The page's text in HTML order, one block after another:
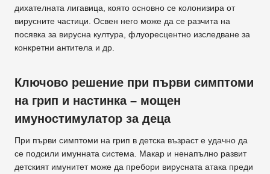
дихателната лигавица, която основно се колонизира от
вирусните частици. Освен него може да се разчита на
посявка за вирусна култура, флуоресцентно изследване за
конкретни антитела и др.
Ключово решение при първи симптоми
на грип и настинка – мощен
имуностимулатор за деца
При първи симптоми на грип в детска възраст е удачно да
се подсили имунната система. Макар и ненапълно развит
детският имунитет може да пребори вирусната атака преди